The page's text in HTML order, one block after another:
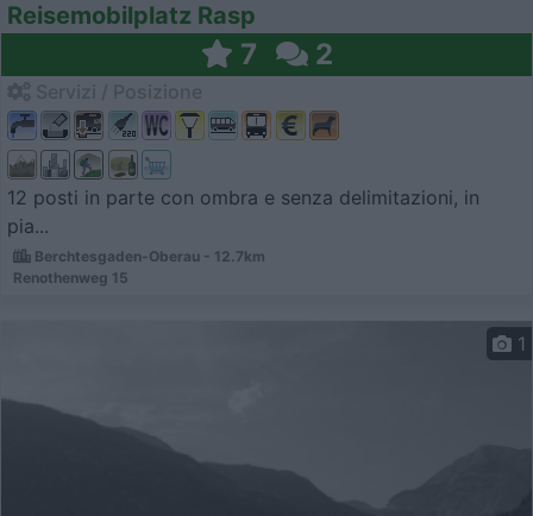
Reisemobilplatz Rasp
7 2
12 posti in parte con ombra e senza delimitazioni, in
pia...
Berchtesgaden-Oberau - 12.7km
Renothenweg 15
1